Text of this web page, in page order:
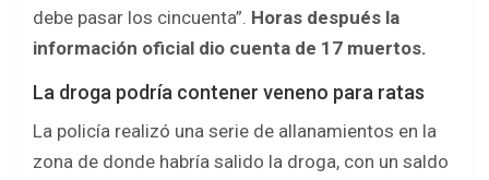
debe pasar los cincuenta”. Horas después la
información oficial dio cuenta de 17 muertos.
La droga podría contener veneno para ratas
La policía realizó una serie de allanamientos en la
zona de donde habría salido la droga, con un saldo